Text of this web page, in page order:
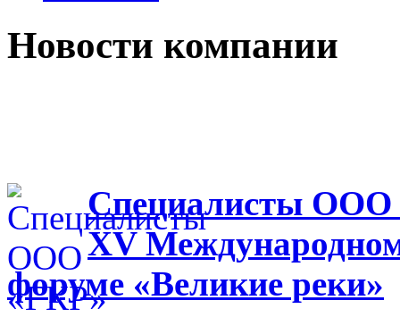
Новости компании
Специалисты ООО
XV
форуме «Великие реки»